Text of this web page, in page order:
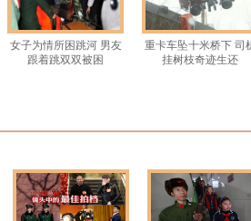
年中国主要频
过70部；浙江横
青少年产生错误的
高满堂也痛批抗日
国政协委员 高满
女子为情所困跳河 男友
跟着跳双双被困
重卡车坠十米桥下 司
挂树枝奇迹生还